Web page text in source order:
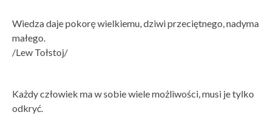
Wiedza daje pokorę wielkiemu, dziwi przeciętnego, nadyma
małego.
/Lew Tołstoj/
Każdy człowiek ma w sobie wiele możliwości, musi je tylko
odkryć.